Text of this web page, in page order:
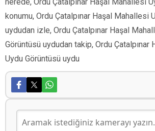
konumu, Ordu Çatalpınar Haşal Mahallesi
uydudan izle, Ordu Çatalpınar Haşal
Görüntüsü uydudan takip, Ordu Çatalpınar
Uydu Görüntüsü uydu